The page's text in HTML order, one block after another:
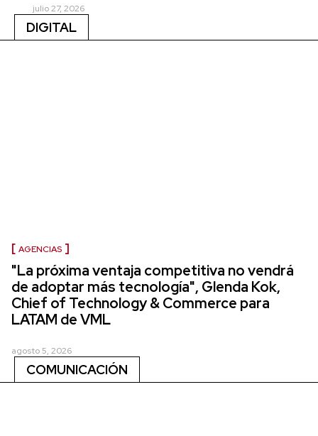
julio 27, 2026
DIGITAL
AGENCIAS
"La próxima ventaja competitiva no vendrá
de adoptar más tecnología", Glenda Kok,
Chief of Technology & Commerce para
LATAM de VML
agosto 5, 2026
COMUNICACIÓN